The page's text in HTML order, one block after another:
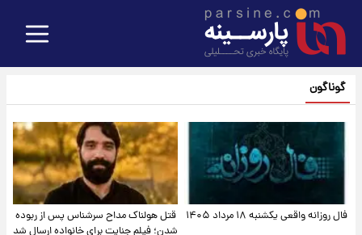
گوناگون
فال روزانه واقعی یکشنبه ۱۸ مرداد ۱۴۰۵
قتل هولناک مداح سرشناس پس از ربوده
شدن؛ فیلم جنایت برای خانواده ارسال شد